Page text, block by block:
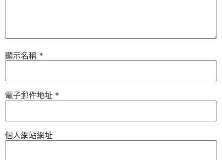
顯示名稱 *
電子郵件地址 *
個人網站網址